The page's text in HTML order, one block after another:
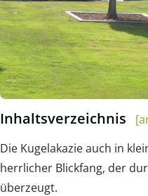
Inhaltsverzeichnis
Die Kugelakazie auch in
herrlicher Blickfang, der
überzeugt.